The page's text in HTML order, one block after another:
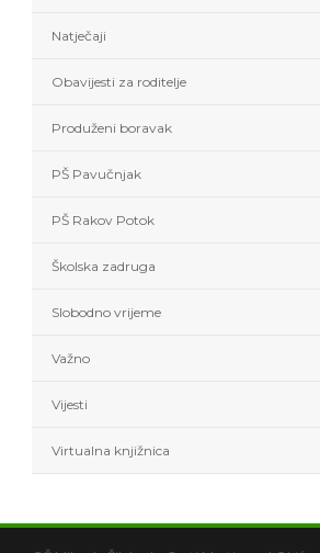
Natječaji
Obavijesti za roditelje
Produženi boravak
PŠ Pavučnjak
PŠ Rakov Potok
Školska zadruga
Slobodno vrijeme
Važno
Vijesti
Virtualna knjižnica